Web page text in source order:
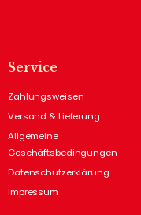
Service
Zahlungsweisen
Versand & Lieferung
Allgemeine
Geschäftsbedingungen
Datenschutzerklärung
Impressum